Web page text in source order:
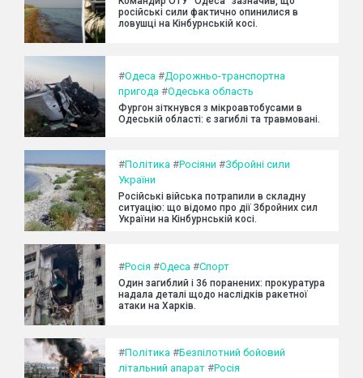
російські сили фактично опинилися в
ловушці на Кінбурнській косі.
#Одеса #Дорожньо-транспортна
пригода #Одеська область
Фургон зіткнувся з мікроавтобусами в
Одеській області: є загиблі та травмовані.
#Політика #Росіяни #Збройні сили
України
Російські війська потрапили в складну
ситуацію: що відомо про дії Збройних сил
України на Кінбурнській косі.
#Росія #Одеса #Спорт
Один загиблий і 36 поранених: прокуратура
надала деталі щодо наслідків ракетної
атаки на Харків.
#Політика #Безпілотний бойовий
літальний апарат #Росія